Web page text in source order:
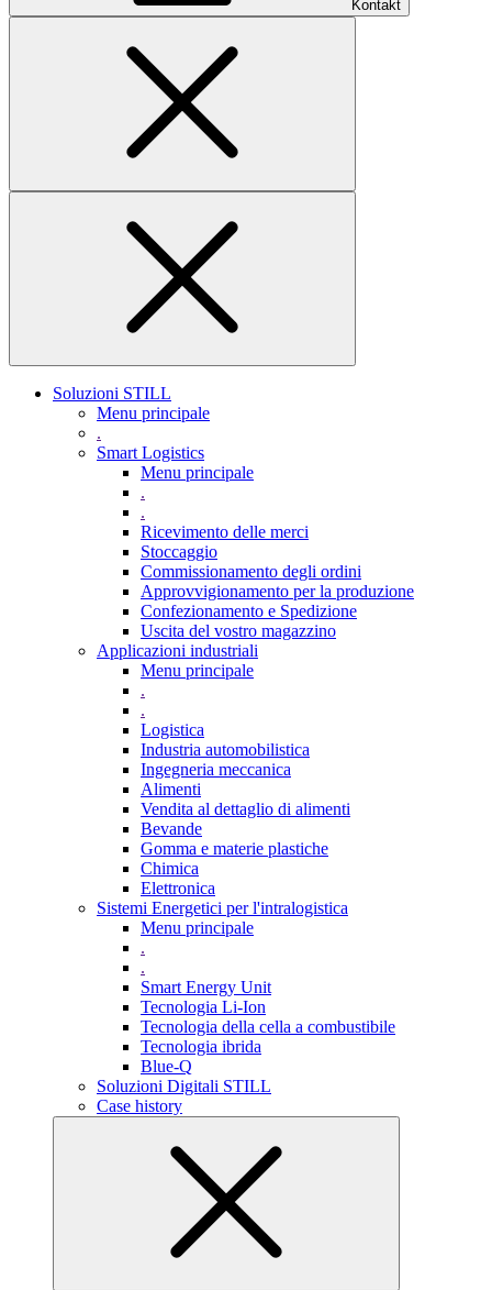
Kontakt
Soluzioni STILL
Menu principale
.
Smart Logistics
Menu principale
.
.
Ricevimento delle merci
Stoccaggio
Commissionamento degli ordini
Approvvigionamento per la produzione
Confezionamento e Spedizione
Uscita del vostro magazzino
Applicazioni industriali
Menu principale
.
.
Logistica
Industria automobilistica
Ingegneria meccanica
Alimenti
Vendita al dettaglio di alimenti
Bevande
Gomma e materie plastiche
Chimica
Elettronica
Sistemi Energetici per l'intralogistica
Menu principale
.
.
Smart Energy Unit
Tecnologia Li-Ion
Tecnologia della cella a combustibile
Tecnologia ibrida
Blue-Q
Soluzioni Digitali STILL
Case history